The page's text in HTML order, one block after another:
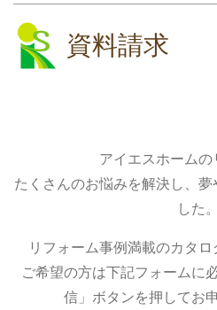
資料請求
アイエスホーム
たくさんのお悩みを解決し、
した。
リフォーム事例満載のカタロ
ご希望の方は下記フォームに
信」ボタンを押してお